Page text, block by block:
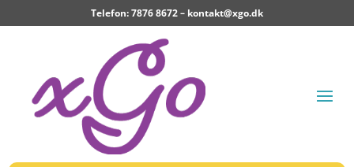
Telefon: 7876 8672 – kontakt@xgo.dk